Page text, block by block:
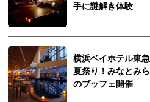
手に謎解き体験
横浜ベイホテル東
夏祭り！みなとみ
のブッフェ開催